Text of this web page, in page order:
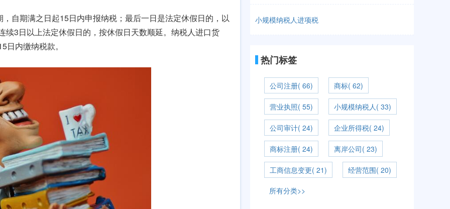
自期满之日起15日内申报纳税；最后一日是法定休假日的，以
3日以上法定休假日的，按休假日天数顺延。纳税人进口货
内缴纳税款。
小规模纳税人进项税
热门标签
公司注册( 66) 商标( 62)
营业执照( 55) 小规模纳税人( 33)
公司审计( 24) 企业所得税( 24)
商标注册( 24) 离岸公司( 23)
工商信息变更( 21) 经营范围( 20)
所有分类>>